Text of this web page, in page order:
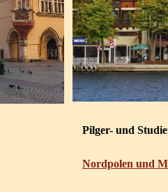
Pilger- und
Nordpolen und